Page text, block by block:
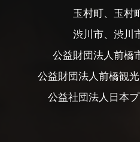
玉村町、玉村
渋川市、渋川
公益財団法人前橋
公益財団法人前橋観
公益社団法人日本